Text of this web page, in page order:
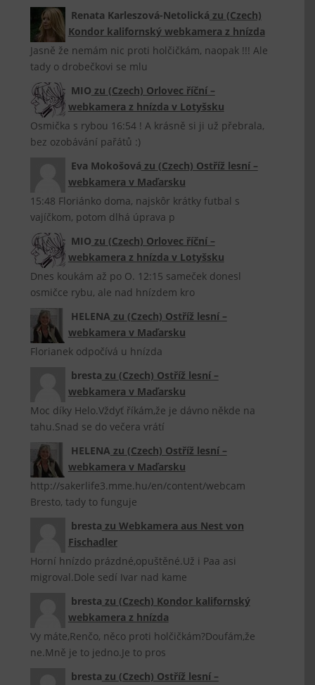
Renata Karleszová-Netolická zu (Czech)
Kondor kalifornský webkamera z hnízda
Jasně že nemám nic proti holčičkám, naopak !!! Ale
tady o drobečkovi se mlu
MIO zu (Czech) Orlovec říční –
webkamera z hnízda v Lotyšsku
Osmička s rybou 16:54 ! A krásně si ji už přebrala,
bez ozobávání pařátů :)
Eva Mokošová zu (Czech) Ostříž lesní –
webkamera v Maďarsku
15:48 Floriánko doma, najskôr krátky futbal s
vajíčkom, potom dlhá úprava p
MIO zu (Czech) Orlovec říční –
webkamera z hnízda v Lotyšsku
Dnes koukám až po O. 12:15 sameček donesl
osmičce rybu, ale nad hnízdem kro
HELENA zu (Czech) Ostříž lesní –
webkamera v Maďarsku
Florianek odpočívá u hnízda
bresta zu (Czech) Ostříž lesní –
webkamera v Maďarsku
Moc díky Helo.Vždyť říkám,že je dávno někde na
tahu.Snad se do večera vrátí
HELENA zu (Czech) Ostříž lesní –
webkamera v Maďarsku
http://sakerlife3.mme.hu/en/content/webcam
Bresto, tady to funguje
bresta zu Webkamera aus Nest von
Fischadler
Horní hnízdo prázdné,opuštěné.Už i Paa asi
migroval.Dole sedí Ivar nad kame
bresta zu (Czech) Kondor kalifornský
webkamera z hnízda
Vy máte,Renčo, něco proti holčičkám?Doufám,že
ne.Mně je to jedno.Je to pros
bresta zu (Czech) Ostříž lesní –